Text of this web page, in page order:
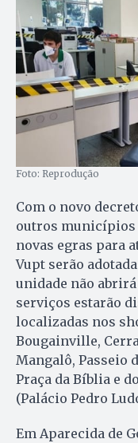
Foto: Reprodução
Com o novo
outros municípios
novas egras para
Vupt serão
unidade não
serviços estarão
localizadas nos
Bougainville,
Mangalô, Passeio
Praça da Bíblia e
(Palácio Pedro
Em Aparecida de